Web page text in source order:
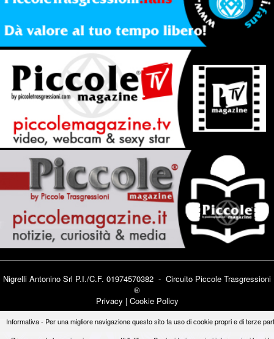
Nigrelli Antonino Srl P.I./C.F. 01974570382 - Circuito Piccole Trasgressioni
®
Privacy | Cookie Policy
Informativa - Per una migliore navigazione questo sito fa uso di cookie propri e di terze